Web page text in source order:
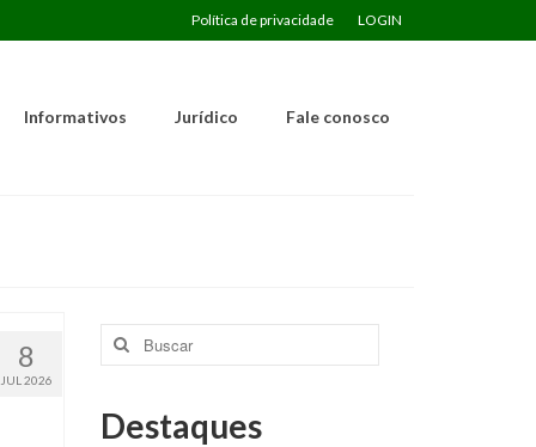
Política de privacidade LOGIN
Informativos Jurídico Fale conosco
8
JUL 2026
Buscar
por:
Destaques